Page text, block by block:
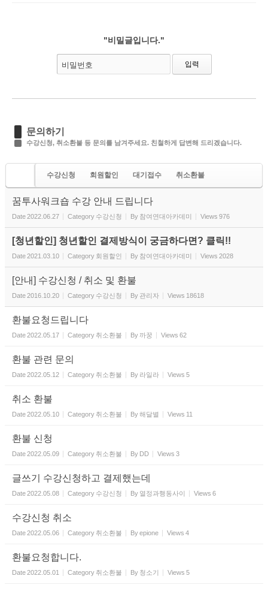
"비밀글입니다."
비밀번호
문의하기
수강신청, 취소환불 등 문의를 남겨주세요. 친철하게 답변해 드리겠습니다.
수강신청 회원할인 대기접수 취소환불
꿈투사워크숍 수강 안내 드립니다
Date2022.06.27 Category 수강신청 By 참여연대아카데미 Views 976
[청년할인] 청년할인 결제방식이 궁금하다면? 클릭!!
Date2021.03.10 Category 회원할인 By 참여연대아카데미 Views 2028
[안내] 수강신청 / 취소 및 환불
Date2016.10.20 Category 수강신청 By 관리자 Views 18618
환불요청드립니다
Date2022.05.17 Category 취소환불 By 까꿍 Views 62
환불 관련 문의
Date2022.05.12 Category 취소환불 By 라일라 Views 5
취소 환불
Date2022.05.10 Category 취소환불 By해달별 Views 11
환불 신청
Date2022.05.09 Category 취소환불 By DD Views 3
글쓰기 수강신청하고 결제했는데
Date2022.05.08 Category 수강신청 By 열정과행동사이 Views 6
수강신청 취소
Date2022.05.06 Category 취소환불 Byepione Views 4
환불요청합니다.
Date2022.05.01 Category 취소환불 By 청소기 Views 5